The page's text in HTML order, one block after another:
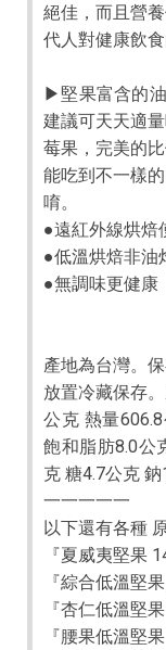
絕佳，而且營
代人對健康飲
▶堅果富含的
建議可天天適
莓果，完美的
能吃到不一樣
唷。
●遠紅外線烘焙
●低溫烘焙非油
●無調味更健康
產地為台灣。
放置冷藏保存
公克 熱量
飽和脂肪8.0公
克 糖4.7公克 鈉
一一一一一
以下還有各種
『夏威夷堅果
『綜合低溫堅
『杏仁低溫堅
『腰果低溫堅